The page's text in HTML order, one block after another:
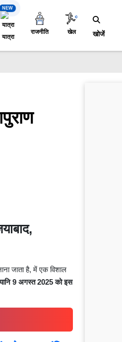
NEW
यात्रा
राजनीति खेल खोजें
जाता है, में एक विशाल
9 अगस्त 2025 को इस